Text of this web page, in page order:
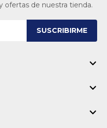
ofertas de nuestra tienda.
SUSCRIBIRME